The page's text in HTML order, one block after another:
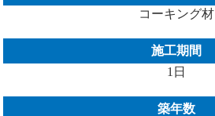
コーキング材
施工期間
1日
築年数